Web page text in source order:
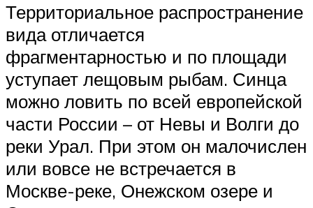
Территориальное распространение
вида отличается
фрагментарностью и по площади
уступает лещовым рыбам. Синца
можно ловить по всей европейской
части России – от Невы и Волги до
реки Урал. При этом он малочислен
или вовсе не встречается в
Москве-реке, Онежском озере и